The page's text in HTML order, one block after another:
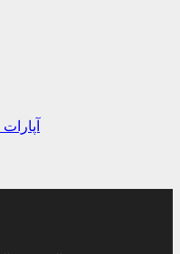
آپارات